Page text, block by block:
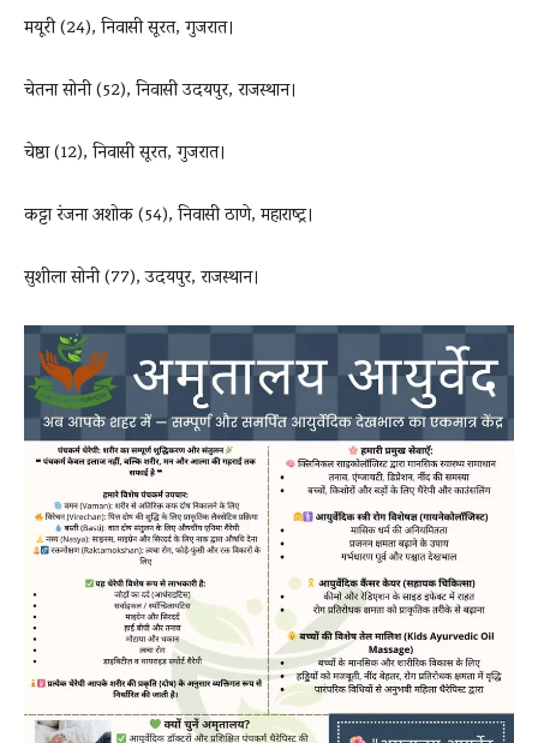
मयूरी (24), निवासी सूरत, गुजरात।
चेतना सोनी (52), निवासी उदयपुर, राजस्थान।
चेष्ठा (12), निवासी सूरत, गुजरात।
कट्टा रंजना अशोक (54), निवासी ठाणे, महाराष्ट्र।
सुशीला सोनी (77), उदयपुर, राजस्थान।